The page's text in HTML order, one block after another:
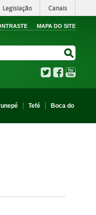
Legislação Canais
MAPA DO SITE
TwitterFacebook
Tefé
Boca do